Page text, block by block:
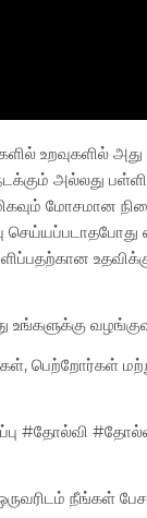
உறவுகளில்
அல்லது
மோசமான
பெற்றோர்கள்
#தோல்வி
நீங்கள் பேச